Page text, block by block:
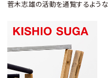
菅木志雄の活動を通覧するような